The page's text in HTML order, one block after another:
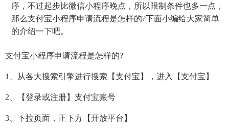
序，不过起步比微信小程序晚点，所以限制条件也多一点，
那么支付宝小程序申请流程是怎样的?下面小编给大家简单
的介绍一下吧。
支付宝小程序申请流程是怎样的?
1、从各大搜索引擎进行搜索【支付宝】，进入【支付宝】
2、【登录或注册】支付宝账号
3、下拉页面，正下方【开放平台】